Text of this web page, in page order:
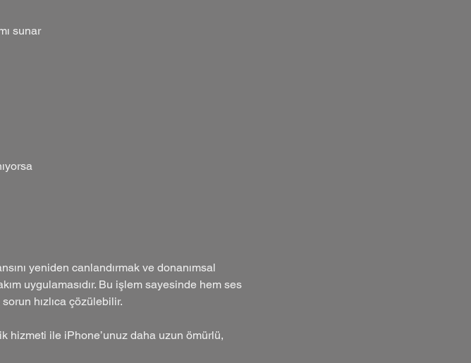
sunar
yeniden canlandırmak ve donanımsal
uygulamasıdır. Bu işlem sayesinde hem ses
hızlıca çözülebilir.
hizmeti ile iPhone’unuz daha uzun ömürlü,